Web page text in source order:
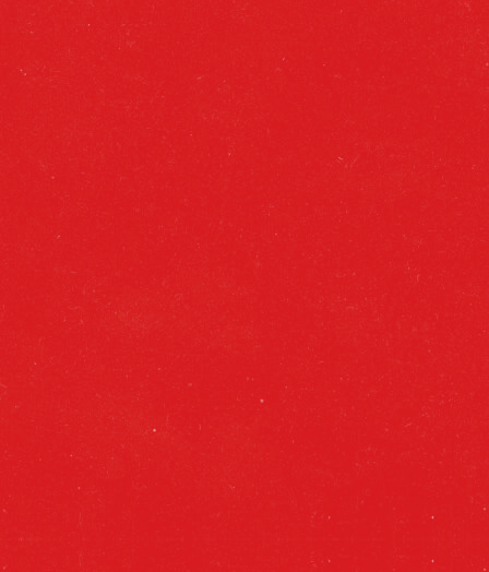
SOBRE NOSOTROS
Aviso Legal
Privacidad Sostenibilidad
Alcohol y Salud Cruzcampo Volver
Contacto 900 838 668